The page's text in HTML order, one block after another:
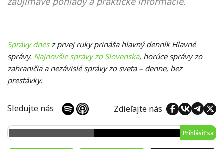
Správy dnesz prvej ruky prináša hlavný denník Hlavné
správy. Najnovšie správy zo Slovenska, horúce správy zo
zahraničia a nezávislé správy zo sveta – denne, bez
prestávky.
Sledujte nás Zdieľajte nás
Prihlásiť sa